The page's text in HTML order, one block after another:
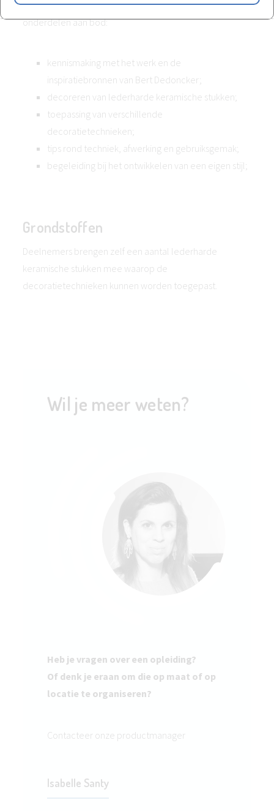
Tijdens deze masterclass komen onder meer volgende
onderdelen aan bod:
kennismaking met het werk en de
inspiratiebronnen van Bert Dedoncker;
decoreren van lederharde keramische stukken;
toepassing van verschillende
decoratietechnieken;
tips rond techniek, afwerking en gebruiksgemak;
begeleiding bij het ontwikkelen van een eigen stijl;
Grondstoffen
Deelnemers brengen zelf een aantal lederharde
keramische stukken mee waarop de
decoratietechnieken kunnen worden toegepast.
Wil je meer weten?
Heb je vragen over een opleiding?
Of denk je eraan om die op maat of op
locatie te organiseren?
Contacteer onze productmanager
Isabelle Santy